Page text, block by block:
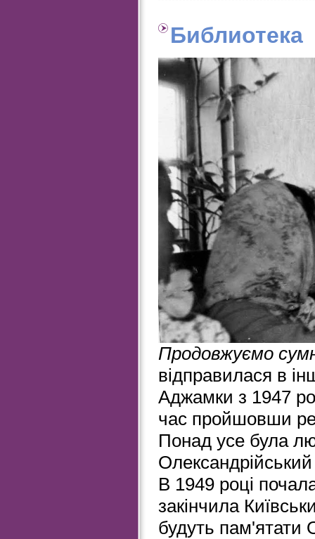
Библиотека
Продовжуємо
відправилася в
Аджамки з 1947
час пройшовши
Понад усе була
Олександрійський
В 1949 році
закінчила
будуть пам'ятати